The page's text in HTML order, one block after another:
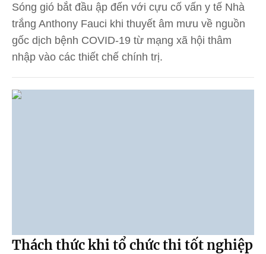
Sóng gió bắt đầu ập đến với cựu cố vấn y tế Nhà
trắng Anthony Fauci khi thuyết âm mưu về nguồn
gốc dịch bệnh COVID-19 từ mạng xã hội thâm
nhập vào các thiết chế chính trị.
Thách thức khi tổ chức thi tốt nghiệp